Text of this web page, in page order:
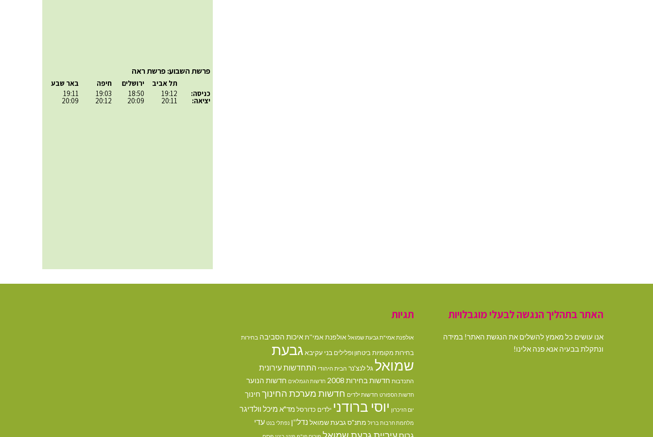
פרשת השבוע: פרשת ראה
כניסה:
יציאה:
תל אביב
19:12
20:11
ירושלים
18:50
20:09
חיפה
19:03
20:12
באר שבע
19:11
20:09
האתר בתהליך הנגשה לבעלי מוגבלויות
אנו עושים כל מאמץ להשלים את הנגשת האתר! במידה
ונתקלת בבעיה אנא פנה אלינו!
תגיות
אולפנת אמי"ת גבעת שמואל אולפנת אמי''תאיכות הסביבה בחירות
בחירות מקומיות ביטחון ופלילים בני עקיבאגבעת
שמואל גל לנצ'נר הבית היהודי התחדשות עירונית
התנדבות חדשות בחירות 2008 חדשות הגמלאים חדשות הנוער
חדשות הספורט חדשות ילדים חדשות מערכת החינוך חינוך
יום הזיכרון יוסי ברודני ילדים כדורסל מד"א מיכל וולדיגר
מלחמת חרבות ברזל מתנ"ס גבעת שמואל נדל''ן נפתלי בנט עדי